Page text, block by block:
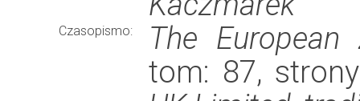
Czasopismo:
The European
tom: 87,